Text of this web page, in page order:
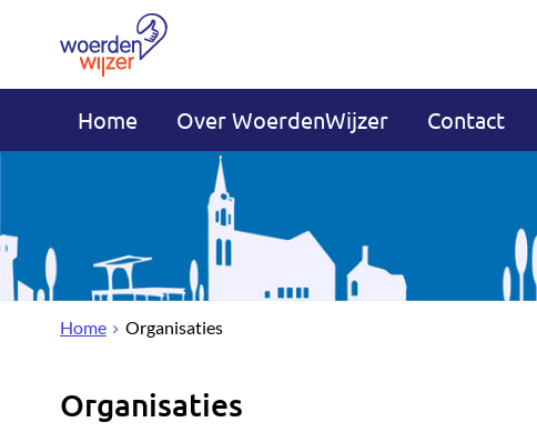
Home Over WoerdenWijzer Contact
Home Organisaties
Organisaties